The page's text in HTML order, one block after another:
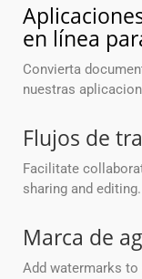
en línea
Convierta
nuestras
Flujos de
Facilitate
sharing and editing.
Marca de
Add watermarks